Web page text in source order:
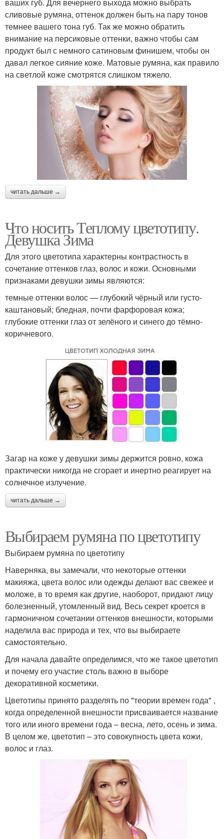
сливовые румяна, оттенок должен быть на пару тонов
темнее вашего тона губ. Так же можно обратить
внимание на персиковые оттенки, важно чтобы сам
продукт был с немного сатиновым финишем, чтобы он
давал легкое сияние коже. Матовые румяна, как правило
на светлой коже смотрятся слишком тяжело.
читать дальше →
Что носить Теплому цветотипу.
Девушка Зима
Для этого цветотипа характерны контрастность в
сочетание оттенков глаз, волос и кожи. Основными
признаками девушки зимы являются:
темные оттенки волос — глубокий чёрный или густо-
каштановый; бледная, почти фарфоровая кожа;
глубокие оттенки глаз от зелёного и синего до тёмно-
коричневого.
Загар на коже у девушки зимы держится ровно, кожа
практически никогда не сгорает и инертно реагирует на
солнечное излучение.
читать дальше →
Выбираем румяна по цветотипу
Выбираем румяна по цветотипу
Наверняка, вы замечали, что некоторые оттенки
макияжа, цвета волос или одежды делают вас свежее и
моложе, в то время как другие, наоборот, придают лицу
болезненный, утомленный вид. Весь секрет кроется в
гармоничном сочетании оттенков внешности, которыми
наделила вас природа и тех, что вы выбираете
самостоятельно.
Для начала давайте определимся, что же такое цветотип
и почему его участие столь важно в выборе
декоративной косметики.
Цветотипы принято разделять по "теории времен года" ,
когда определенной внешности присваивается название
того или иного времени года – весна, лето, осень и зима.
В целом же, цветотип – это совокупность цвета кожи,
волос и глаз.